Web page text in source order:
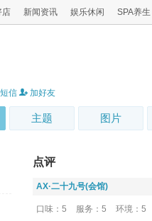
店 新闻资讯 娱乐休闲 SPA养生
信 加好友
主题 图片
点评
‌AX·二十九号(会馆)
口味：5 服务：5 环境：5